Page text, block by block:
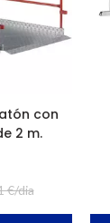
con
2 m.
€/dia